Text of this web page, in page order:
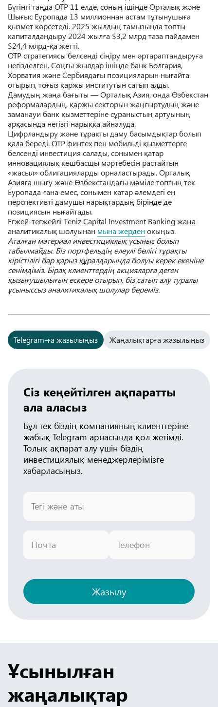
Бүгінгі таңда OTP 11 елде, соның ішінде Орталық және
Шығыс Еуропада 13 миллионнан астам тұтынушыға
қызмет көрсетеді. 2025 жылдың тамызында топты
капиталдандыру 2024 жылға $3,2 млрд таза пайдамен
$24,4 млрд-қа жетті.
OTP стратегиясы белсенді сіңіру мен әртараптандыруға
негізделген. Соңғы жылдар ішінде банк Болгария,
Хорватия және Сербиядағы позицияларын нығайта
отырып, тоғыз қаржы институтын сатып алды.
Дамудың жаңа бағыты — Орталық Азия, онда Өзбекстан
реформалардың, қаржы секторын жаңғыртудың және
заманауи банк қызметтеріне сұраныстың артуының
арқасында негізгі нарыққа айналуда.
Цифрландыру және тұрақты даму басымдықтар болып
қала береді. OTP финтех пен мобильді қызметтерге
белсенді инвестиция салады, сонымен қатар
инновациялық көшбасшы мәртебесін растайтын
«жасыл» облигацияларды орналастырады. Орталық
Азияға шығу және Өзбекстандағы мәміле топтың тек
Еуропада ғана емес, сонымен қатар әлемдегі ең
перспективті дамушы нарықтардың бірінде де
позициясын нығайтады.
Егжей-тегжейлі Тeniz Capital Investment Banking жаңа
аналитикалық шолуынан мына жерден оқыңыз.
Аталған материал инвестициялық ұсыныс болып
табылмайды. Біз портфельдің елеулі бөлігі тұрақты
кірістілігі бар қарыз құралдарында болуы керек екеніне
сенімдіміз. Бірақ клиенттердің акцияларға деген
қызығушылығын ескере отырып, біз сатып алу туралы
ұсыныссыз аналитикалық шолулар береміз.
Telegram-ға жазылыңыз Жаңалықтарға жазылыңыз
Сіз кеңейтілген ақпаратты
ала аласыз
Бұл тек біздің компанияның клиенттеріне
жабық Telegram арнасында қол жетімді.
Толық ақпарат алу үшін біздің
инвестициялық менеджерлерімізге
хабарласыңыз.
Тегі және аты
Почта Телефон
Жазылу
Ұсынылған
жаңалықтар